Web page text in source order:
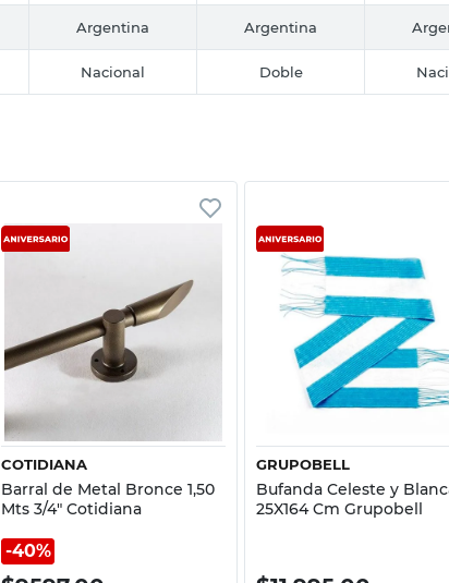
Argentina Argentina
Nacional Doble
Vista rápida
COTIDIANA
Barral de Metal Bronce 1,50
Mts 3/4" Cotidiana
40%
Vista rápida
GRUPOBELL
Bufanda Celeste y
25X164 Cm Grupobell